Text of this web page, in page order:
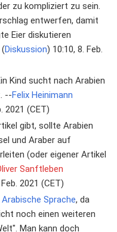
zu kompliziert zu sein.
entwerfen, damit
Eier diskutieren
(Diskussion) 10:10, 8. Feb.
Kind sucht nach Arabien
--Felix Heinimann
2021 (CET)
gibt, sollte Arabien
und Araber auf
(oder eigener Artikel
Sanftleben
2021 (CET)
Arabische Sprache, da
noch einen weiteren
Man kann doch